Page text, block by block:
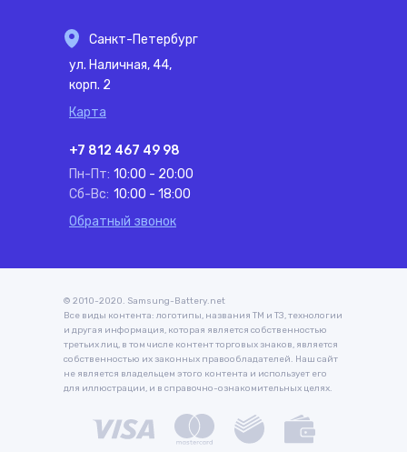
Санкт-Петербург
ул. Наличная, 44,
корп. 2
Карта
+7 812 467 49 98
Пн-Пт: 10:00 - 20:00
Сб-Вс: 10:00 - 18:00
Обратный звонок
© 2010-2020. Samsung-Battery.net
Все виды контента: логотипы, названия ТМ и ТЗ, технологии
и другая информация, которая является собственностью
третьих лиц, в том числе контент торговых знаков, является
собственностью их законных правообладателей. Наш сайт
не является владельцем этого контента и использует его
для иллюстрации, и в справочно-ознакомительных целях.